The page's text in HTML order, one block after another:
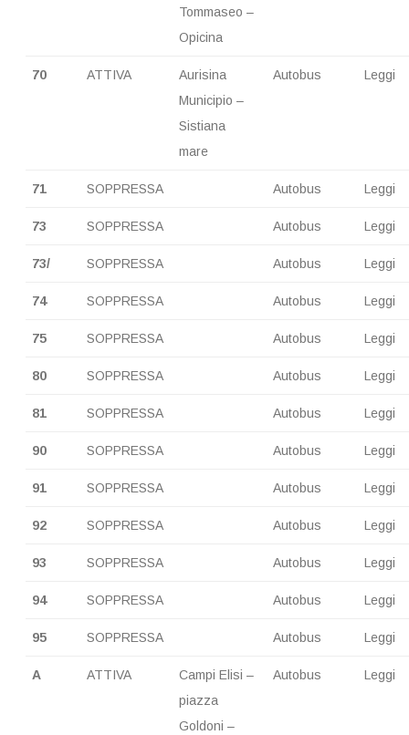
Tommaseo –
Opicina
70 ATTIVA
Aurisina
Municipio –
Sistiana
mare
Autobus Leggi
71 SOPPRESSA Autobus Leggi
73 SOPPRESSA Autobus Leggi
73/ SOPPRESSA Autobus Leggi
74 SOPPRESSA Autobus Leggi
75 SOPPRESSA Autobus Leggi
80 SOPPRESSA Autobus Leggi
81 SOPPRESSA Autobus Leggi
90 SOPPRESSA Autobus Leggi
91 SOPPRESSA Autobus Leggi
92 SOPPRESSA Autobus Leggi
93 SOPPRESSA Autobus Leggi
94 SOPPRESSA Autobus Leggi
95 SOPPRESSA Autobus Leggi
A ATTIVA
Campi Elisi –
piazza
Goldoni –
Autobus Leggi